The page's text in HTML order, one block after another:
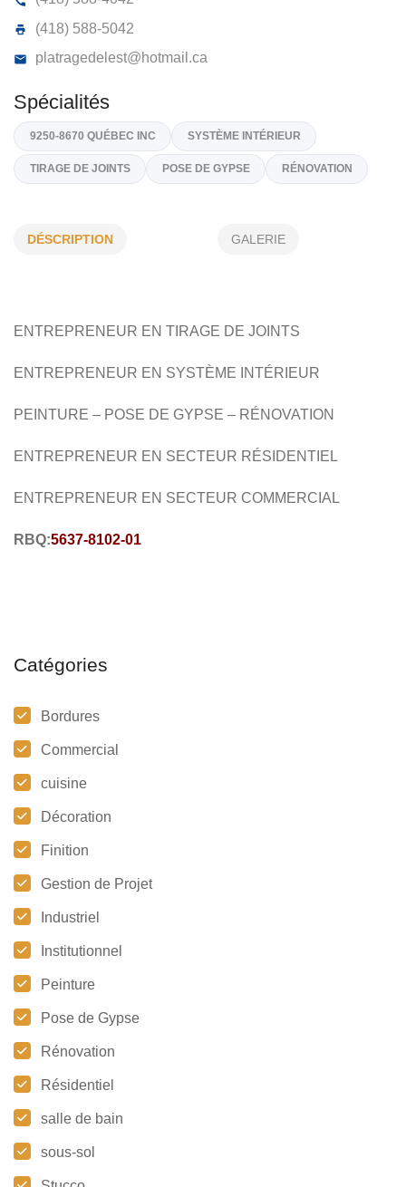
PLÂTRAGE DE L’EST 9250-8670
QUÉBEC INC
281, Rue Principale, Saint-Victor,
(418) 588-4042
(418) 588-5042
TIRAGE DE JOINTS POSE DE GYPSE
DÉSCRIPTION GALERIE
ENTREPRENEUR EN TIRAGE DE JOINTS
ENTREPRENEUR EN SYSTÈME INTÉRIEUR
PEINTURE – POSE DE GYPSE – RÉNOVATION
ENTREPRENEUR EN SECTEUR RÉSIDENTIEL
ENTREPRENEUR EN SECTEUR COMMERCIAL
RBQ:5637-8102-01
Catégories
Bordures
Commercial
cuisine
Décoration
Finition
Gestion de Projet
Industriel
Institutionnel
Peinture
Pose de Gypse
Rénovation
Résidentiel
salle de bain
sous-sol